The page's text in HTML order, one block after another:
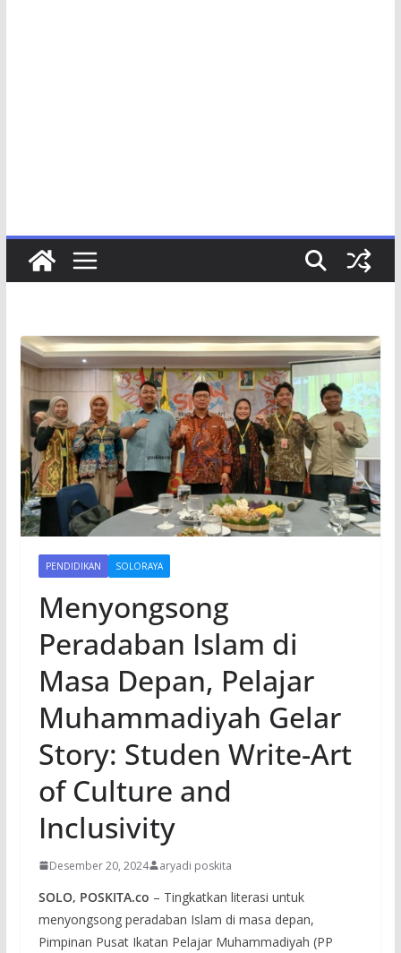
PENDIDIKAN SOLORAYA
Menyongsong
Peradaban Islam di
Masa Depan, Pelajar
Muhammadiyah Gelar
Story: Studen Write-Art
of Culture and
Inclusivity
Desember 20, 2024 aryadi poskita
SOLO, POSKITA.co – Tingkatkan literasi untuk
menyongsong peradaban Islam di masa depan,
Pimpinan Pusat Ikatan Pelajar Muhammadiyah (PP